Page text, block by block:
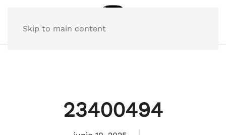
Skip to main content
23400494